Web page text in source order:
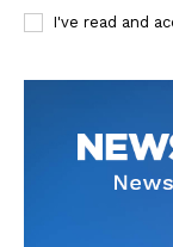
I've read and